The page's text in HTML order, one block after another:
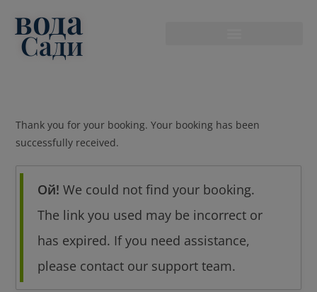
вода
Сади
Thank you for your booking. Your booking has been
successfully received.
Ой! We could not find your booking.
The link you used may be incorrect or
has expired. If you need assistance,
please contact our support team.